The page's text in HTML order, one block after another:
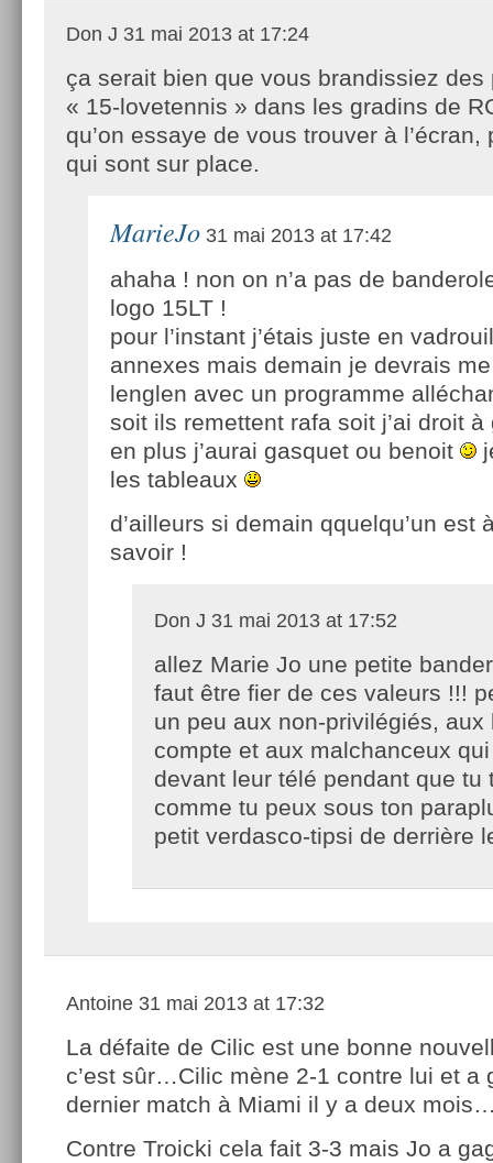
Don J 31 mai 2013 at 17:24
ça serait bien que vous brandissiez des
« 15-lovetennis » dans les gradins de
qu’on essaye de vous trouver à
qui sont sur place.
MarieJo 31 mai 2013 at 17:42
ahaha ! non on n’a pas de
logo 15LT !
pour l’instant j’étais juste en
annexes mais demain je devrais
lenglen avec un programme
soit ils remettent rafa soit j’ai droit
en plus j’aurai gasquet ou benoit
les tableaux
d’ailleurs si demain qquelqu’un
savoir !
Don J 31 mai 2013 at 17:52
allez Marie Jo une petite
faut être fier de ces valeurs !!!
un peu aux non-privilégiés, aux
compte et aux malchanceux
devant leur télé pendant que tu
comme tu peux sous ton
petit verdasco-tipsi de derrière
Antoine 31 mai 2013 at 17:32
La défaite de Cilic est une bonne
c’est sûr…Cilic mène 2-1 contre lui et a
dernier match à Miami il y a deux
Contre Troicki cela fait 3-3 mais Jo a